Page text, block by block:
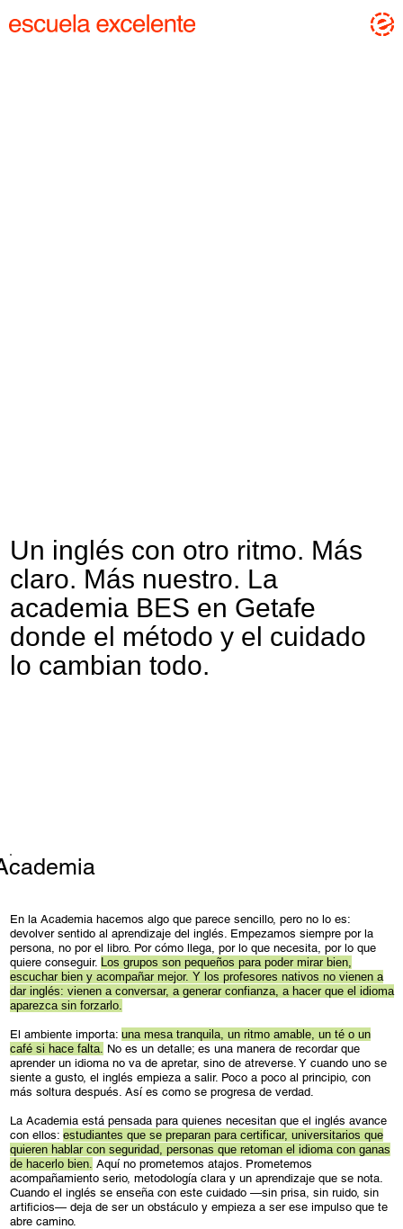
Bolsa de trabajo
Un inglés con otro ritmo. Más
claro. Más nuestro. La
academia BES en Getafe
donde el método y el cuidado
lo cambian todo.
En la Academia hacemos algo que parece sencillo, pero no lo es:
devolver sentido al aprendizaje del inglés. Empezamos siempre por la
persona, no por el libro. Por cómo llega, por lo que necesita, por lo que
quiere conseguir.
Los grupos son pequeños para poder mirar bien,
escuchar bien y acompañar mejor. Y los profesores nativos no vienen a
dar inglés: vienen a conversar, a generar confianza, a hacer que el idioma
aparezca sin forzarlo.
El ambiente importa: una mesa tranquila, un ritmo amable, un té o un
café si hace falta. No es un detalle; es una manera de recordar que
aprender un idioma no va de apretar, sino de atreverse. Y cuando uno se
siente a gusto, el inglés empieza a salir. Poco a poco al principio, con
más soltura después. Así es como se progresa de verdad.
La Academia está pensada para quienes necesitan que el inglés avance
con ellos: estudiantes que se preparan para certificar, universitarios que
quieren hablar con seguridad, personas que retoman el idioma con ganas
de hacerlo bien. Aquí no prometemos atajos. Prometemos
acompañamiento serio, metodología clara y un aprendizaje que se nota.
Cuando el inglés se enseña con este cuidado —sin prisa, sin ruido, sin
artificios— deja de ser un obstáculo y empieza a ser ese impulso que te
abre camino.